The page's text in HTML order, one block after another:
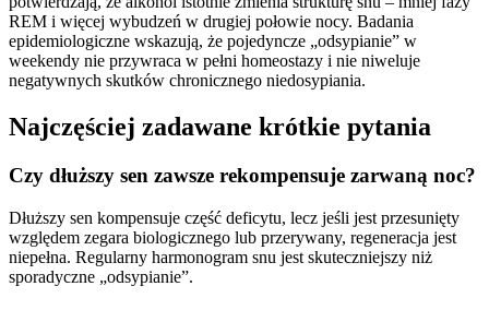
REM i więcej wybudzeń w drugiej połowie nocy. Badania
epidemiologiczne wskazują, że pojedyncze „odsypianie” w
weekendy nie przywraca w pełni homeostazy i nie niweluje
negatywnych skutków chronicznego niedosypiania.
Najczęściej zadawane krótkie pytania
Czy dłuższy sen zawsze rekompensuje zarwaną noc?
Dłuższy sen kompensuje część deficytu, lecz jeśli jest przesunięty
względem zegara biologicznego lub przerywany, regeneracja jest
niepełna. Regularny harmonogram snu jest skuteczniejszy niż
sporadyczne „odsypianie”.